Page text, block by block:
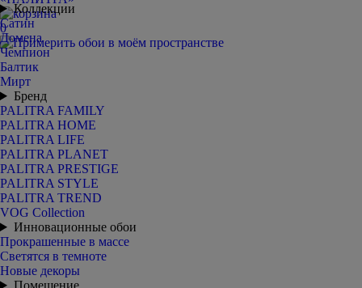
0
Коллекции
Сатин
Домена
Чемпион
Балтик
Мирт
Бренд
PALITRA FAMILY
PALITRA HOME
PALITRA LIFE
PALITRA PLANET
PALITRA PRESTIGE
PALITRA STYLE
PALITRA TREND
VOG Collection
Инновационные обои
Прокрашенные в массе
Светятся в темноте
Новые декоры
Помещение